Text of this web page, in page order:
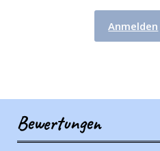
Anmelden
Bewertungen